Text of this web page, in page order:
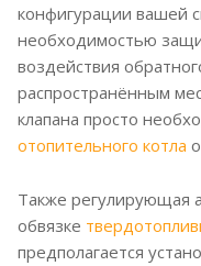
конфигурации вашей
необходимостью
воздействия
распространённым
клапана просто
отопительного котла
Также регулирующая
обвязке
предполагается